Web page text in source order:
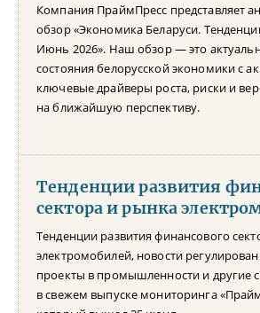
Компания ПраймПресс представляет
обзор «Экономика Беларуси.
Июнь 2026». Наш обзор — это
состояния белорусской экономики с
ключевые драйверы роста, риски и
на ближайшую перспективу.
Тенденции развития
сектора и рынка
Тенденции развития финансового
электромобилей, новости
проекты в промышленности и другие
в свежем выпуске мониторинга